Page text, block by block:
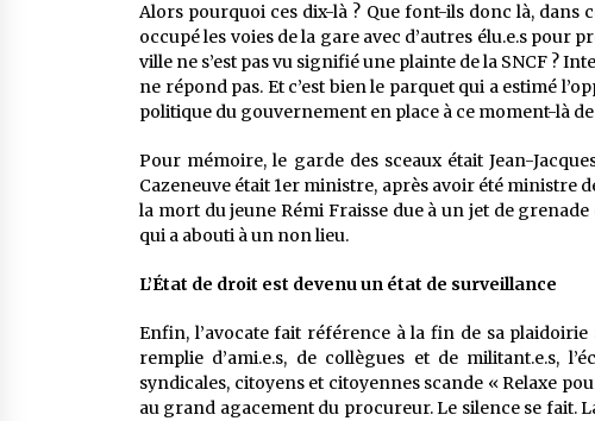
Alors pourquoi ces dix-là ? Que font-ils donc là, dans
occupé les voies de la gare avec d’autres élu.e.s pour
ville ne s’est pas vu signifié une plainte de la SNCF ?
ne répond pas. Et c’est bien le parquet qui a estimé
politique du gouvernement en place à ce moment-là
Pour mémoire, le garde des sceaux était Jean-
Cazeneuve était 1er ministre, après avoir été ministre
la mort du jeune Rémi Fraisse due à un jet de
qui a abouti à un non lieu.
L’État de droit est devenu un état de surveillance
Enfin, l’avocate fait référence à la fin de sa
remplie d’ami.e.s, de collègues et de militant.e.s,
syndicales, citoyens et citoyennes scande « Relaxe
au grand agacement du procureur. Le silence se fait.